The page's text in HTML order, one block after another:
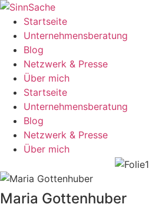
Zum
Inhalt
wechseln
Startseite
Unternehmensberatung
Blog
Netzwerk & Presse
Über mich
Menü Startseite
Unternehmensberatung
Blog
Netzwerk & Presse
Über mich
Maria Gottenhuber